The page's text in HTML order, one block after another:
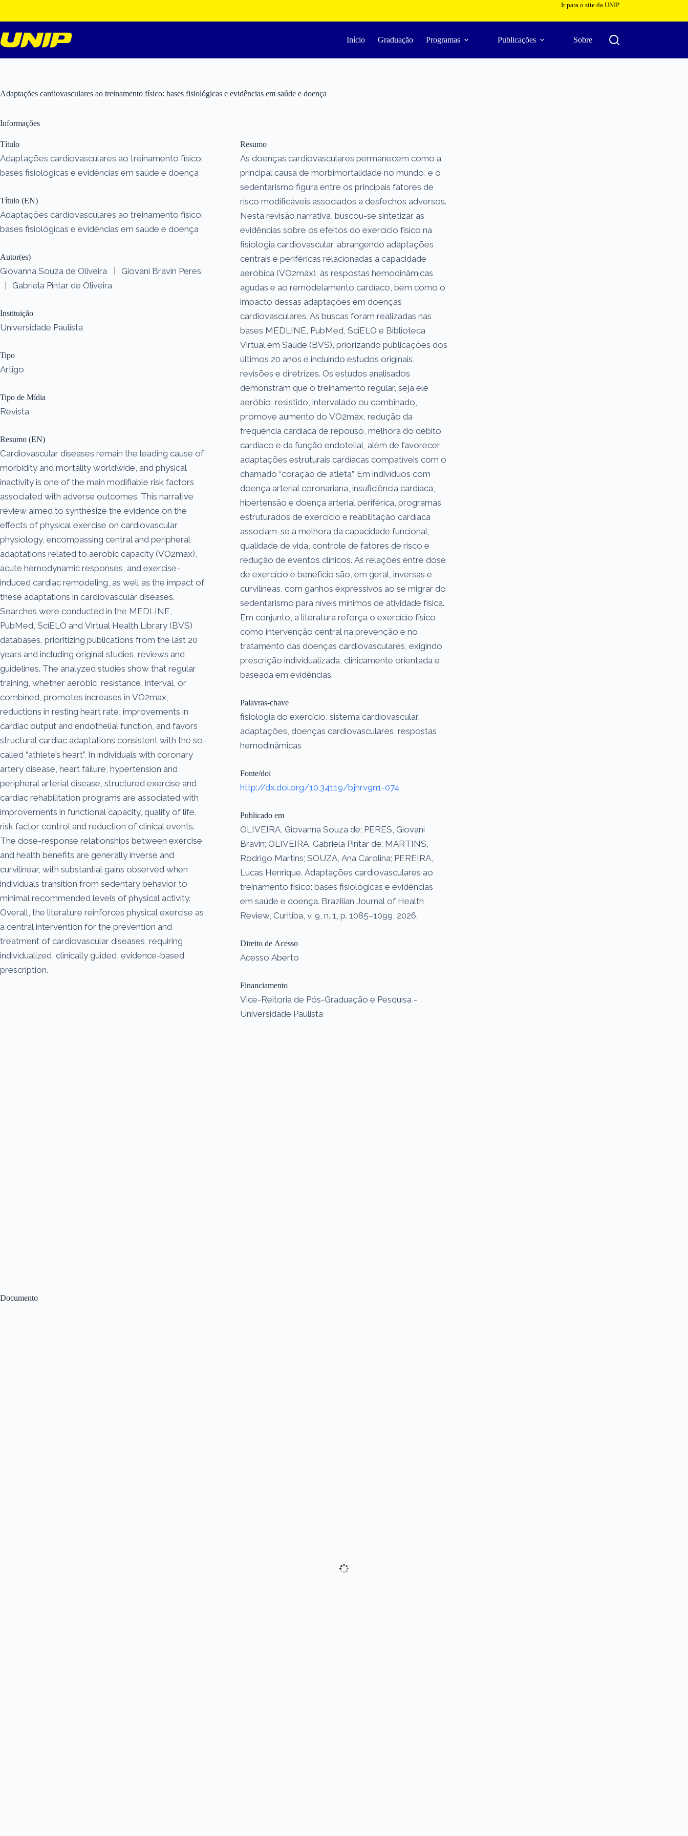
o
conteúdo
Ir para o site da UNIP
Início Graduação Programas Publicações Sobre
Adaptações cardiovasculares ao treinamento físico: bases fisiológicas e evidências em saúde e doença
Documento
Informações
Título
Adaptações cardiovasculares ao treinamento físico:
bases fisiológicas e evidências em saúde e doença
Título (EN)
Adaptações cardiovasculares ao treinamento físico:
bases fisiológicas e evidências em saúde e doença
Autor(es)
Giovanna Souza de Oliveira |
Giovani Bravin Peres
|
Gabriela Pintar de Oliveira
Instituição
Universidade Paulista
Tipo
Artigo
Tipo de Mídia
Revista
Resumo (EN)
Cardiovascular diseases remain the leading cause of
morbidity and mortality worldwide, and physical
inactivity is one of the main modifiable risk factors
associated with adverse outcomes. This narrative
review aimed to synthesize the evidence on the
effects of physical exercise on cardiovascular
physiology, encompassing central and peripheral
adaptations related to aerobic capacity (VO2max),
acute hemodynamic responses, and exercise-
induced cardiac remodeling, as well as the impact of
these adaptations in cardiovascular diseases.
Searches were conducted in the MEDLINE,
PubMed, SciELO and Virtual Health Library (BVS)
databases, prioritizing publications from the last 20
years and including original studies, reviews and
guidelines. The analyzed studies show that regular
training, whether aerobic, resistance, interval, or
combined, promotes increases in VO2max,
reductions in resting heart rate, improvements in
cardiac output and endothelial function, and favors
structural cardiac adaptations consistent with the so-
called “athlete’s heart”. In individuals with coronary
artery disease, heart failure, hypertension and
peripheral arterial disease, structured exercise and
cardiac rehabilitation programs are associated with
improvements in functional capacity, quality of life,
risk factor control and reduction of clinical events.
The dose-response relationships between exercise
and health benefits are generally inverse and
curvilinear, with substantial gains observed when
individuals transition from sedentary behavior to
minimal recommended levels of physical activity.
Overall, the literature reinforces physical exercise as
a central intervention for the prevention and
treatment of cardiovascular diseases, requiring
individualized, clinically guided, evidence-based
prescription.
Resumo
As doenças cardiovasculares permanecem como a
principal causa de morbimortalidade no mundo, e o
sedentarismo figura entre os principais fatores de
risco modificáveis associados a desfechos adversos.
Nesta revisão narrativa, buscou-se sintetizar as
evidências sobre os efeitos do exercício físico na
fisiologia cardiovascular, abrangendo adaptações
centrais e periféricas relacionadas à capacidade
aeróbica (VO2máx), às respostas hemodinâmicas
agudas e ao remodelamento cardíaco, bem como o
impacto dessas adaptações em doenças
cardiovasculares. As buscas foram realizadas nas
bases MEDLINE, PubMed, SciELO e Biblioteca
Virtual em Saúde (BVS), priorizando publicações dos
últimos 20 anos e incluindo estudos originais,
revisões e diretrizes. Os estudos analisados
demonstram que o treinamento regular, seja ele
aeróbio, resistido, intervalado ou combinado,
promove aumento do VO2máx, redução da
frequência cardíaca de repouso, melhora do débito
cardíaco e da função endotelial, além de favorecer
adaptações estruturais cardíacas compatíveis com o
chamado “coração de atleta”. Em indivíduos com
doença arterial coronariana, insuficiência cardíaca,
hipertensão e doença arterial periférica, programas
estruturados de exercício e reabilitação cardíaca
associam-se a melhora da capacidade funcional,
qualidade de vida, controle de fatores de risco e
redução de eventos clínicos. As relações entre dose
de exercício e benefício são, em geral, inversas e
curvilíneas, com ganhos expressivos ao se migrar do
sedentarismo para níveis mínimos de atividade física.
Em conjunto, a literatura reforça o exercício físico
como intervenção central na prevenção e no
tratamento das doenças cardiovasculares, exigindo
prescrição individualizada, clinicamente orientada e
baseada em evidências.
Palavras-chave
fisiologia do exercício, sistema cardiovascular,
adaptações, doenças cardiovasculares, respostas
hemodinâmicas
Fonte/doi
http://dx.doi.org/10.34119/bjhrv9n1-074
Publicado em
OLIVEIRA, Giovanna Souza de; PERES, Giovani
Bravin; OLIVEIRA, Gabriela Pintar de; MARTINS,
Rodrigo Martins; SOUZA, Ana Carolina; PEREIRA,
Lucas Henrique. Adaptações cardiovasculares ao
treinamento físico: bases fisiológicas e evidências
em saúde e doença. Brazilian Journal of Health
Review, Curitiba, v. 9, n. 1, p. 1085–1099, 2026.
Direito de Acesso
Acesso Aberto
Financiamento
Vice-Reitoria de Pós-Graduação e Pesquisa -
Universidade Paulista